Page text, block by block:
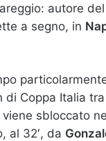
autore del
a segno, in
di Coppa Italia tra
sbloccato
al 32′, da